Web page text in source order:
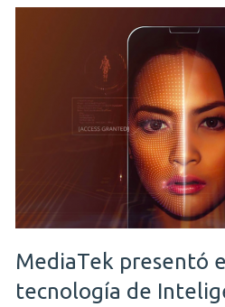
MediaTek presentó
tecnología de